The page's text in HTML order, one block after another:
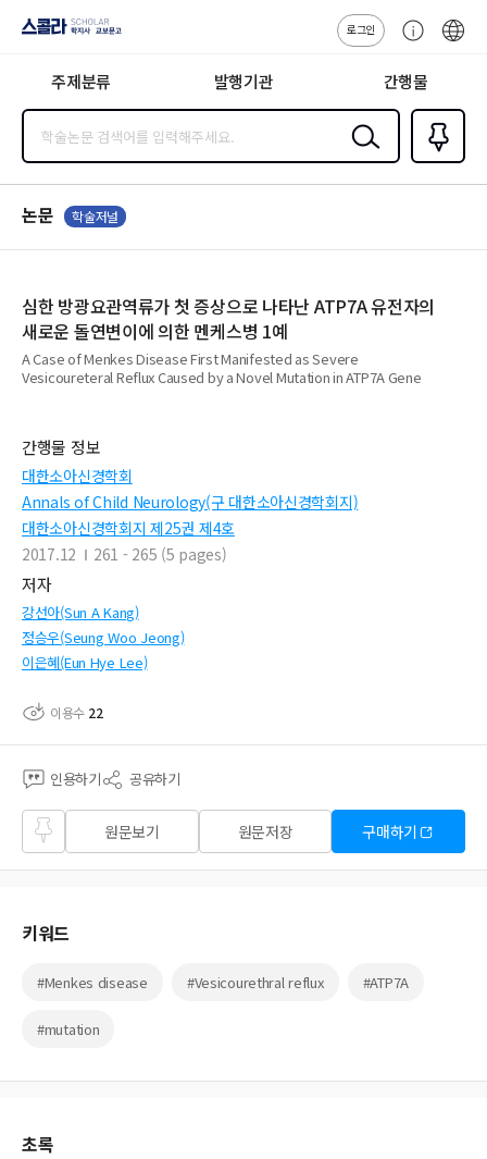
지사·교보문고
로그인
센
주제분류 발행기관 간행물
검색
즐겨찾
기0
논문 학술저널
심한 방광요관역류가 첫 증상으로 나타난 ATP7A 유전자의
새로운 돌연변이에 의한 멘케스병 1예
A Case of Menkes Disease First Manifested as Severe
Vesicoureteral Reflux Caused by a Novel Mutation in ATP7A Gene
간행물 정보
대한소아신경학회
Annals of Child Neurology(구 대한소아신경학회지)
대한소아신경학회지 제25권 제4호
2017.12
261 - 265 (5 pages)
저자
강선아(Sun A Kang)
정승우(Seung Woo Jeong)
이은혜(Eun Hye Lee)
이용수 22
인용하기 공유하기
즐겨
찾기
원문보기 원문저장 구매하기
키워드
#Menkes disease #Vesicourethral reflux #ATP7A
#mutation
초록